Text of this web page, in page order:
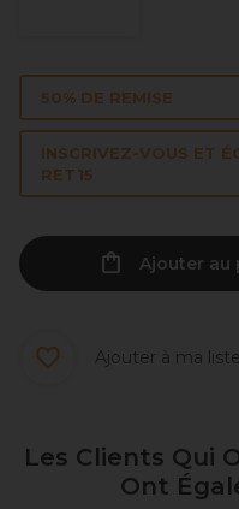
50% DE REMISE
INSCRIVEZ-VOUS ET
RET15
Ajouter au
Ajouter à ma
Les Clients Qui
Ont